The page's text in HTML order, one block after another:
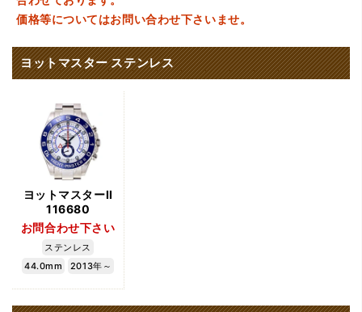
価格等についてはお問い合わせ下さいませ。
ヨットマスター ステンレス
ヨットマスターII
116680
お問合わせ下さい
ステンレス
44.0mm
2013年～